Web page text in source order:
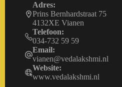
Adres:
Prins Bernhardstraat 75
4132XE Vianen
Telefoon:
034-732 59 59
Email:
vianen@vedalakshmi.nl
Website:
www.vedalakshmi.nl